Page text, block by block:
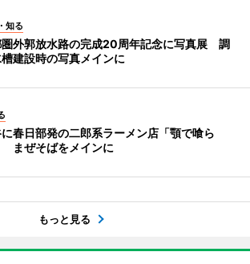
知る
圏外郭放水路の完成20周年記念に写真展 調
建設時の写真メインに
春日部発の二郎系ラーメン店「顎で喰ら
まぜそばをメインに
もっと見る